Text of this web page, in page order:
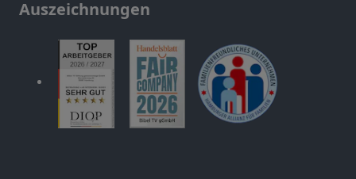
Auszeichnungen